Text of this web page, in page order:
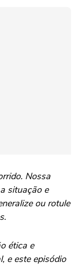
Nossa
situação e
ou rotule
ética e
e este episódio